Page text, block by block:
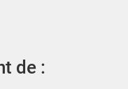
de :